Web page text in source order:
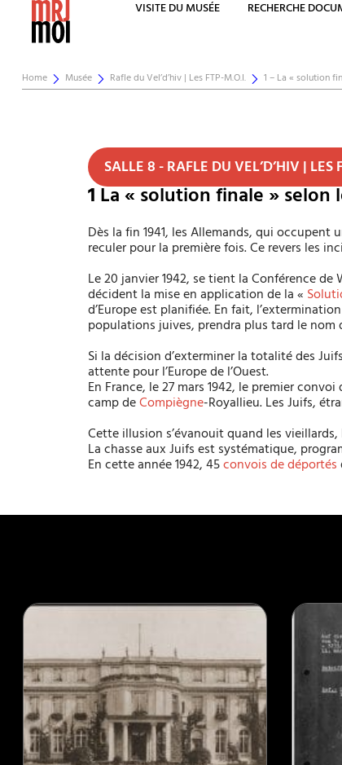
VISITE DU MUSÉE RECHERCHE
Home Musée Rafle du Vel’d’hiv | Les FTP-M.O.I. 1 – La « solution
SALLE 8 - RAFLE DU VEL’D’HIV | LES
1La « solution finale » selon
Dès la fin 1941, les Allemands, qui occupent
reculer pour la première fois. Ce revers les
Le 20 janvier 1942, se tient la Conférence
décident la mise en application de la «
d’Europe est planifiée. En fait,
populations juives, prendra plus tard le nom
Si la décision d’exterminer la totalité des
attente pour l’Europe de l’Ouest.
En France, le 27 mars 1942, le premier
camp deCompiègne-Royallieu. Les Juifs,
Cette illusion s’évanouit quand les
La chasse aux Juifs est systématique,
En cette année 1942, 45convois de déportés